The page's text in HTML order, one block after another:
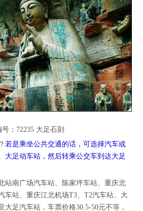
号：72235 大足石刻
若是乘坐公共交通的话，可选择汽车或
大足动车站，然后转乘公交车到达大足
站南广场汽车站、陈家坪车站、重庆北
车站、重庆江北机场T3、T2汽车站、大
大足汽车站，车票价格30.5-50元不等，